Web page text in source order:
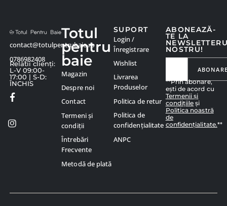
contact@totulpentrubaie.ro
0786982408
Relatii clienți:
L-V 09:00-
17:00 | S-D:
ÎNCHIS
ABONEAZĂ-
TE LA
NOSTRU!
**Prin abonare,
ești de acord cu
Termenii și
condițiile și
Politica noastră
de
confidențialitate.**
Totul
pentru
baie
Magazin
Despre noi
Contact
Termeni și
condiții
Întrebări
Frecvente
Metodă de plată
SUPORT
Login /
Înregistrare
Wishlist
Livrarea
Produselor
Politica de retur
Politica de
confidențialitate
ANPC